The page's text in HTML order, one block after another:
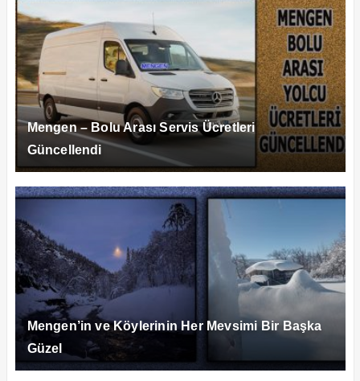
Mengen – Bolu Arası Servis Ücretleri
Güncellendi
Mengen’in ve Köylerinin Her Mevsimi Bir Başka
Güzel